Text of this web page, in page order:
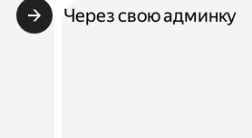
Через свою админку